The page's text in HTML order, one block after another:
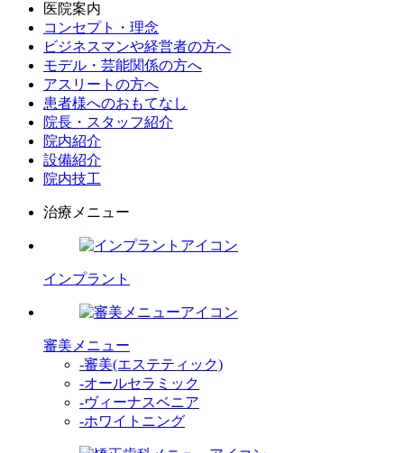
医院案内
コンセプト・理念
ビジネスマンや経営者の方へ
モデル・芸能関係の方へ
アスリートの方へ
患者様へのおもてなし
院長・スタッフ紹介
院内紹介
設備紹介
院内技工
治療メニュー
インプラント
審美メニュー
-審美(エステティック)
-オールセラミック
-ヴィーナスベニア
-ホワイトニング